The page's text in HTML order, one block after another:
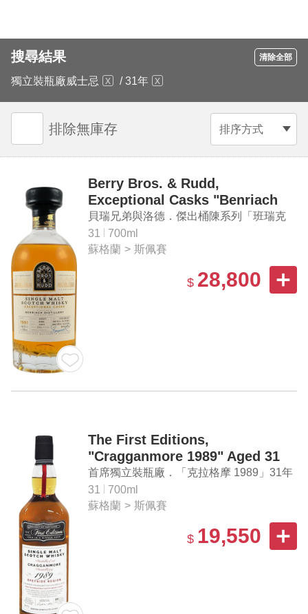
搜尋結果 清除全部
獨立裝瓶廠威士忌 / 31年
排序方式
排除無庫存
Berry Bros. & Rudd,
Exceptional Casks "Benriach
1991 #46507" Single Malt
Scotch Whisky
貝瑞兄弟與洛德．傑出桶陳系列「班瑞克
1991 #46507」單一麥芽蘇格蘭威士忌
31
700ml
蘇格蘭 > 斯佩賽
$ 28,800
The First Editions,
"Cragganmore 1989" Aged 31
Years Single Malt Scotch
Whisky
首席獨立裝瓶廠．「克拉格摩 1989」31年
單一麥芽蘇格蘭威士忌
31
700ml
蘇格蘭 > 斯佩賽
$ 19,550